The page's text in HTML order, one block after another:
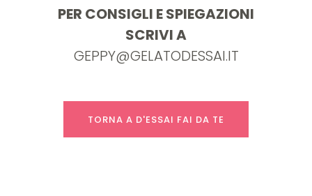
PER CONSIGLI E SPIEGAZIONI
SCRIVI A
GEPPY@GELATODESSAI.IT
TORNA A D'ESSAI FAI DA TE